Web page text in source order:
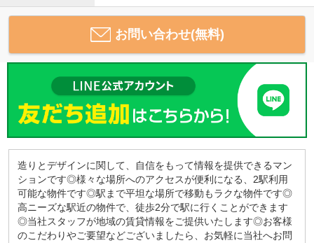
お問い合わせ(無料)
造りとデザインに関して、自信をもって情報を提供できるマン
ションです◎様々な場所へのアクセスが便利になる、2駅利用
可能な物件です◎駅まで平坦な場所で移動もラクな物件です◎
高ニーズな駅近の物件で、徒歩2分で駅に行くことができます
◎当社スタッフが地域の賃貸情報をご提供いたします◎お客様
のこだわりやご要望などございましたら、お気軽に当社へお問